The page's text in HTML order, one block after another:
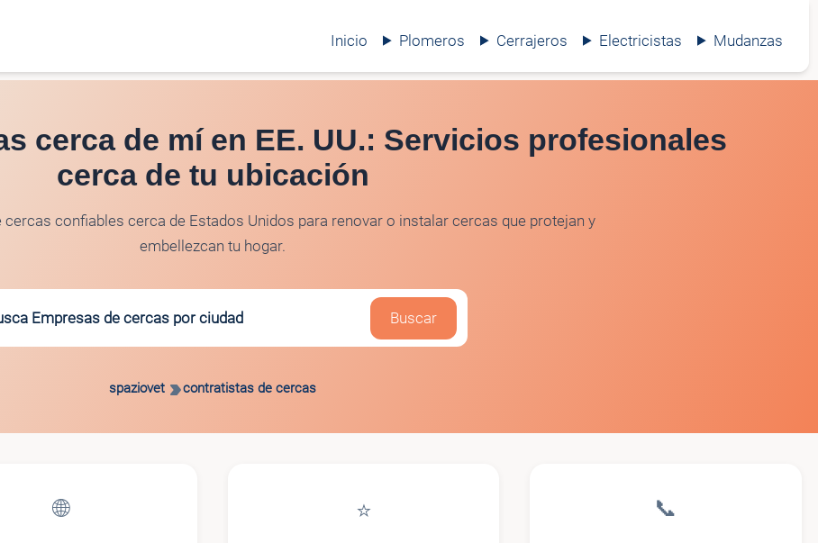
Inicio Plomeros Cerrajeros Electricistas Mudanzas
cerca de mí en EE. UU.: Servicios profesionales
cerca de tu ubicación
confiables cerca de Estados Unidos para renovar o instalar cercas que protejan y
embellezcan tu hogar.
Empresas de cercas por ciudad Buscar
spaziovet contratistas de cercas
🌐 ⭐ 📞